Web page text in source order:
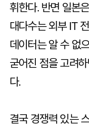
휘한다. 반면 일본
대다수는 외부 IT
데이터는 알 수 없
굳어진 점을 고려
다.
결국 경쟁력 있는